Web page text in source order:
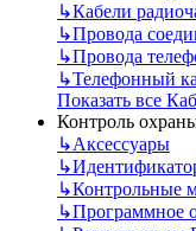
↳Кабели
↳Провода
↳Провода
↳Телефонный
Показать все
Контроль
↳Аксессуары
↳
↳Контрольные
↳Программное